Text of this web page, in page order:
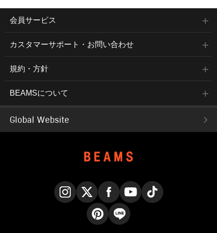
会員サービス
カスタマーサポート・お問い合わせ
規約・方針
BEAMSについて
Global Website